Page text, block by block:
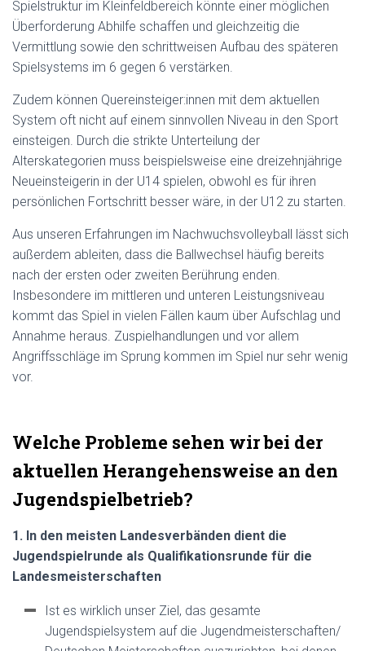
Spielstruktur im Kleinfeldbereich könnte einer möglichen
Überforderung Abhilfe schaffen und gleichzeitig die
Vermittlung sowie den schrittweisen Aufbau des späteren
Spielsystems im 6 gegen 6 verstärken.
Zudem können Quereinsteiger:innen mit dem aktuellen
System oft nicht auf einem sinnvollen Niveau in den Sport
einsteigen. Durch die strikte Unterteilung der
Alterskategorien muss beispielsweise eine dreizehnjährige
Neueinsteigerin in der U14 spielen, obwohl es für ihren
persönlichen Fortschritt besser wäre, in der U12 zu starten.
Aus unseren Erfahrungen im Nachwuchsvolleyball lässt sich
außerdem ableiten, dass die Ballwechsel häufig bereits
nach der ersten oder zweiten Berührung enden.
Insbesondere im mittleren und unteren Leistungsniveau
kommt das Spiel in vielen Fällen kaum über Aufschlag und
Annahme heraus. Zuspielhandlungen und vor allem
Angriffsschläge im Sprung kommen im Spiel nur sehr wenig
vor.
Welche Probleme sehen wir bei der
aktuellen Herangehensweise an den
Jugendspielbetrieb?
1. In den meisten Landesverbänden dient die
Jugendspielrunde als Qualifikationsrunde für die
Landesmeisterschaften
Ist es wirklich unser Ziel, das gesamte
Jugendspielsystem auf die Jugendmeisterschaften/